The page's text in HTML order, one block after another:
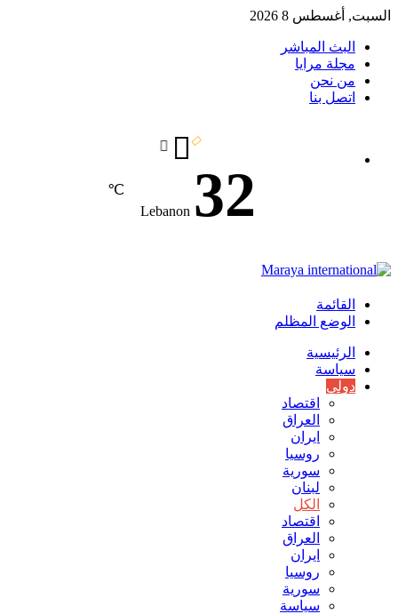
السبت, أغسطس 8 2026
البث المباشر
مجلة مرايا
من نحن
اتصل بنا
Lebanon 32
℃
القائمة
الوضع المظلم
الرئيسية
سياسة
دولي
اقتصاد
العراق
ايران
روسيا
سورية
لبنان
الكل
اقتصاد
العراق
ايران
روسيا
سورية
سياسة